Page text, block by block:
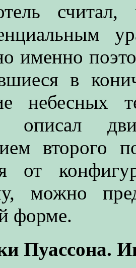
именно
в
небесных
описал
второго
от
можно
форме.
Пуассона.